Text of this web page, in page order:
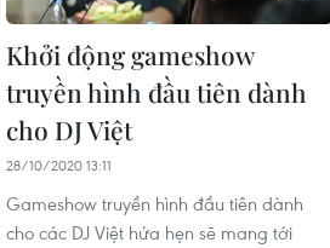
Khởi động gameshow
truyền hình đầu tiên dành
cho DJ Việt
28/10/2020 13:11
Gameshow truyền hình đầu tiên dành
cho các DJ Việt hứa hẹn sẽ mang tới